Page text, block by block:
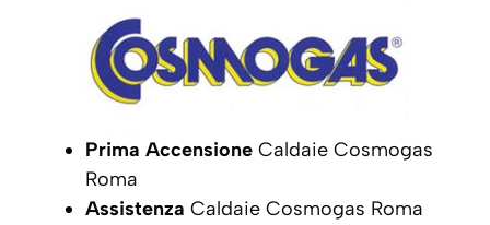
Prima Accensione Caldaie Cosmogas
Roma
Assistenza Caldaie Cosmogas Roma